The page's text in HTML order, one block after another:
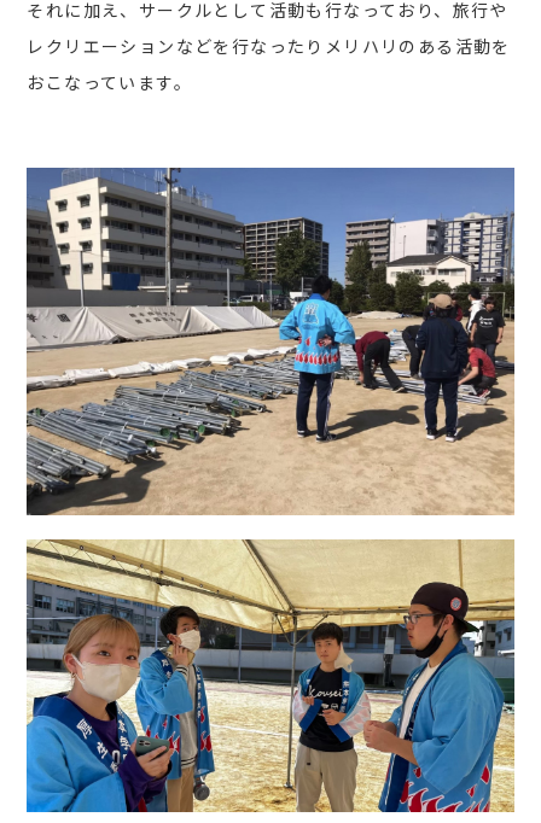
それに加え、サークルとして活動も行なっており、旅行や
レクリエーションなどを行なったりメリハリのある活動を
おこなっています。